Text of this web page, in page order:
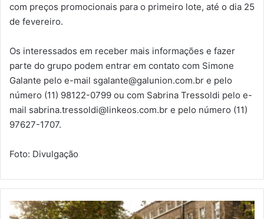
com preços promocionais para o primeiro lote, até o dia 25
de fevereiro.
Os interessados em receber mais informações e fazer
parte do grupo podem entrar em contato com Simone
Galante pelo e-mail sgalante@galunion.com.br e pelo
número (11) 98122-0799 ou com Sabrina Tressoldi pelo e-
mail sabrina.tressoldi@linkeos.com.br e pelo número (11)
97627-1707.
Foto: Divulgação
A